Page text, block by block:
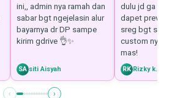
ini,, admin nya ramah dan
sabar bgt ngejelasin alur
bayarnya dr DP sampe
kirim gdrive 👌✨
SA siti Aisyah
dulu jd ga
dapet
sreg bgt sm
custom nya,
mas!
RK Rizky k.
‹ ›